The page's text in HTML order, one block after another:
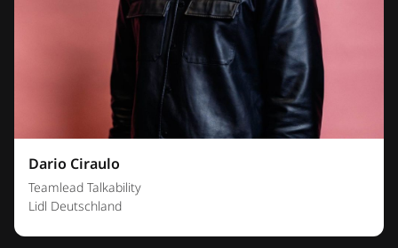
Dario Ciraulo
Teamlead Talkability
Lidl Deutschland